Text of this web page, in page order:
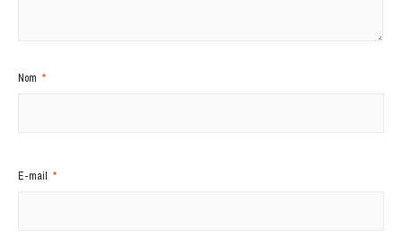
Nom *
E-mail *